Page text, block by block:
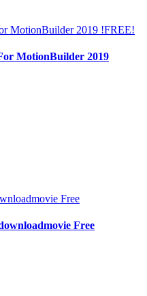
MotionBuilder 2019 !FREE!
MotionBuilder 2019
Free
Free